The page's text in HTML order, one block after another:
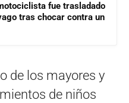
fue trasladado
tras chocar contra un
de los mayores y
de niños